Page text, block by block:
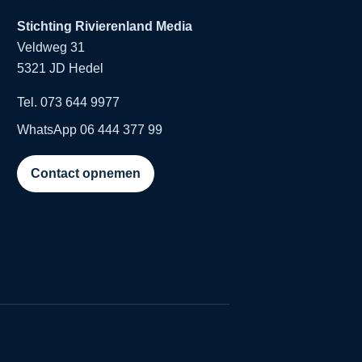
Stichting Rivierenland Media
Veldweg 31
5321 JD Hedel
Tel. 073 644 9977
WhatsApp 06 444 377 99
Contact opnemen